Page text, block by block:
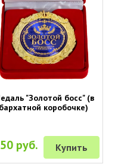
"Золотой босс" (в
бархатной коробочке)
руб. Купить